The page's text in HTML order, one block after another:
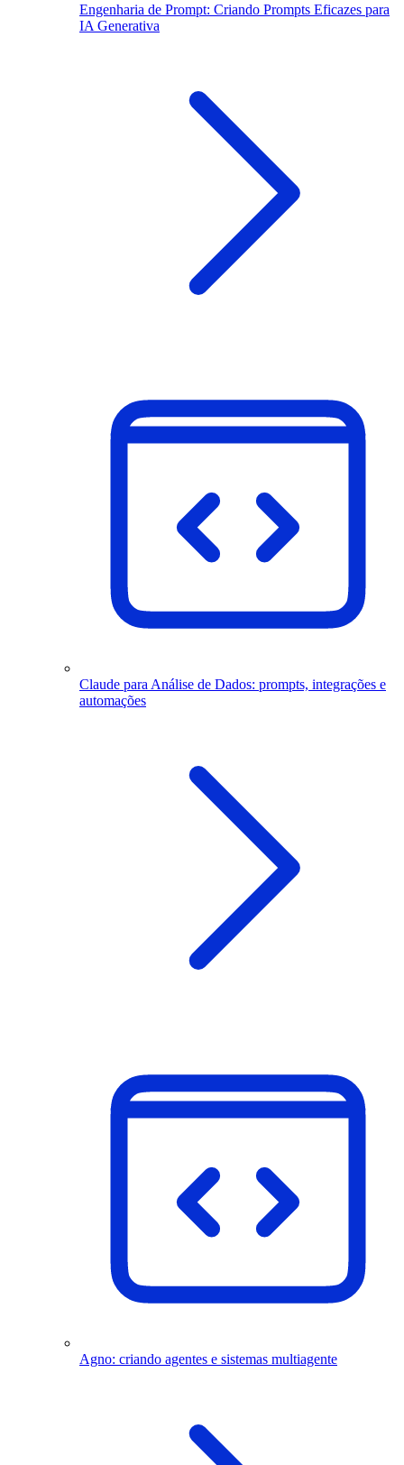
Engenharia de Prompt: Criando Prompts Eficazes para
IA Generativa
Claude para Análise de Dados: prompts, integrações e
automações
Agno: criando agentes e sistemas multiagente